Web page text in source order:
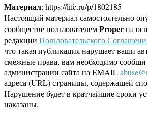
Материал: https://life.ru/p/1802185
Настоящий материал самостоятельно
сообществе пользователемProperна
редакции Пользовательского
что такая публикация нарушает ваши
смежные права, вам необходимо
администрации сайта на EMAIL
адреса (URL) страницы, содержащей
Нарушение будет в кратчайшие сроки
наказаны.